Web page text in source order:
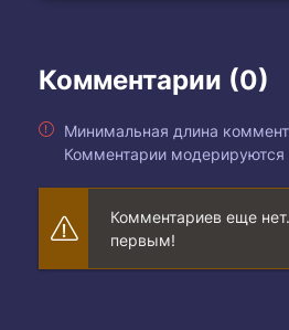
Комментарии (0)
Минимальная длина
Комментарии модерируются
Комментариев еще
первым!